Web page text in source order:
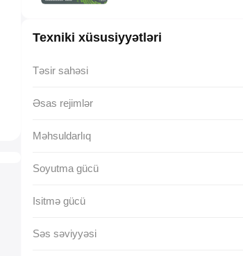
Texniki xüsusiyyətləri
Təsir sahəsi
Əsas rejimlər
Məhsuldarlıq
Soyutma gücü
Isitmə gücü
Səs səviyyəsi